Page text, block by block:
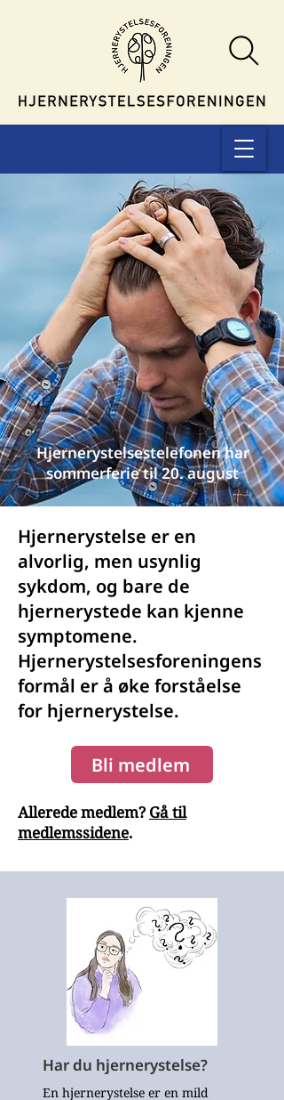
Hjernerystelsestelefonen har
sommerferie til 20. august
Hjernerystelse er en
alvorlig, men usynlig
sykdom, og bare de
hjernerystede kan kjenne
symptomene.
Hjernerystelsesforeningens
formål er å øke forståelse
for hjernerystelse.
Bli medlem
Allerede medlem? Gå til
medlemssidene.
Har du hjernerystelse?
En hjernerystelse er en mild